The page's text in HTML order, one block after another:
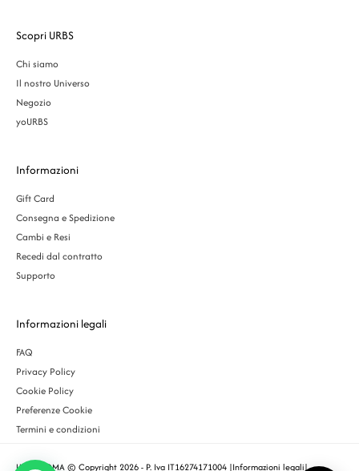
Scopri URBS
Chi siamo
Il nostro Universo
Negozio
yoURBS
Informazioni
Gift Card
Consegna e Spedizione
Cambi e Resi
Recedi dal contratto
Supporto
Informazioni legali
FAQ
Privacy Policy
Cookie Policy
Preferenze Cookie
Termini e condizioni
URBS ROMA © Copyright 2026 - P. Iva IT16274171004 |Informazioni legali|